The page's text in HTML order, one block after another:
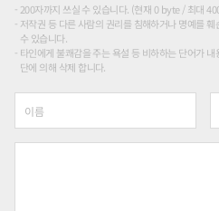
200자까지 쓰실 수 있습니다. (현재 0 byte / 최대
저작권 등 다른 사람의 권리를 침해하거나 명예를
수 있습니다.
타인에게 불쾌감을 주는 욕설 등 비하하는 단어가
단에 의해 삭제 합니다.